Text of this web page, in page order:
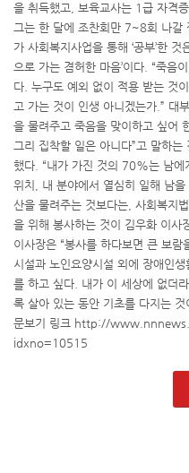
을 취득했고, 보육교사는 1급 자격
그는 한 달에 조찬회만 7~8회 나갈
가 사회복지사업을 통해 ‘공부’한
으로 가는 겸허한 마음’이다. “죽음
다. 누구도 예외 없이 적용 받는 것
고 가는 것이 인생 아니겠는가.” 대
을 물려주고 죽음을 맞이하고 싶어
그리 집착할 일은 아니다”고 말하
했다. “내가 가진 것의 70%는 남
위치, 내 분야에서 열심히 일해 남
산을 물려주는 것보다는, 사회복지
을 위해 봉사하는 것이 김우화 이사
이사장은 “봉사를 하다보면 큰 보
시설과 노인요양시설 외에 장애인
를 하고 싶다. 내가 이 세상에 없더
록 살아 있는 동안 기초를 다지는
문보기 링크 http://
idxno=10515